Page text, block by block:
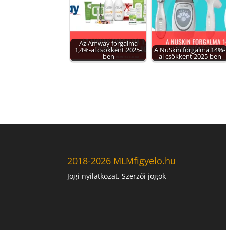
Az Amway forgalma
1,4%-al csökkent 2025-
ben
A NuSkin forgalma 14%-
al csökkent 2025-ben
2018-2026 MLMfigyelo.hu
Jogi nyilatkozat, Szerzői jogok